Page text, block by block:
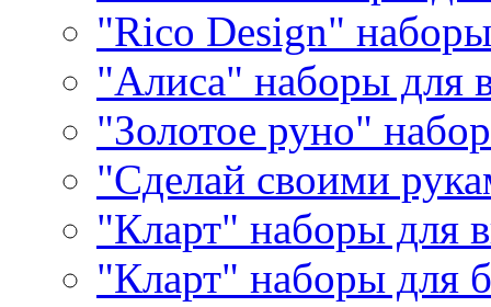
"Rico Design"
"Алиса" наборы для
"Золотое руно"
"Сделай своими
"Кларт" наборы для
"Кларт" наборы для